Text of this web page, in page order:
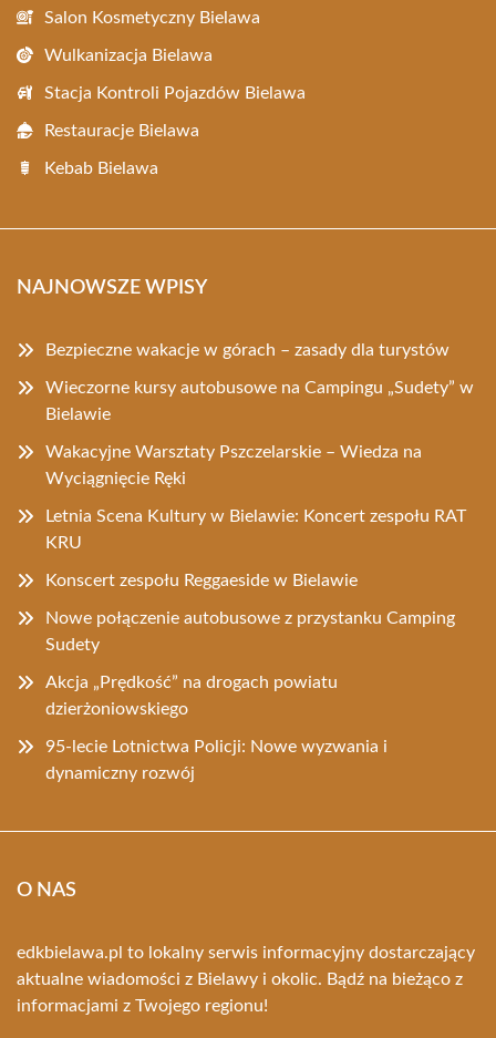
Salon Kosmetyczny Bielawa
Wulkanizacja Bielawa
Stacja Kontroli Pojazdów Bielawa
Restauracje Bielawa
Kebab Bielawa
NAJNOWSZE WPISY
Bezpieczne wakacje w górach – zasady dla turystów
Wieczorne kursy autobusowe na Campingu „Sudety” w
Bielawie
Wakacyjne Warsztaty Pszczelarskie – Wiedza na
Wyciągnięcie Ręki
Letnia Scena Kultury w Bielawie: Koncert zespołu RAT
KRU
Konscert zespołu Reggaeside w Bielawie
Nowe połączenie autobusowe z przystanku Camping
Sudety
Akcja „Prędkość” na drogach powiatu
dzierżoniowskiego
95-lecie Lotnictwa Policji: Nowe wyzwania i
dynamiczny rozwój
O NAS
edkbielawa.pl to lokalny serwis informacyjny dostarczający
aktualne wiadomości z Bielawy i okolic. Bądź na bieżąco z
informacjami z Twojego regionu!